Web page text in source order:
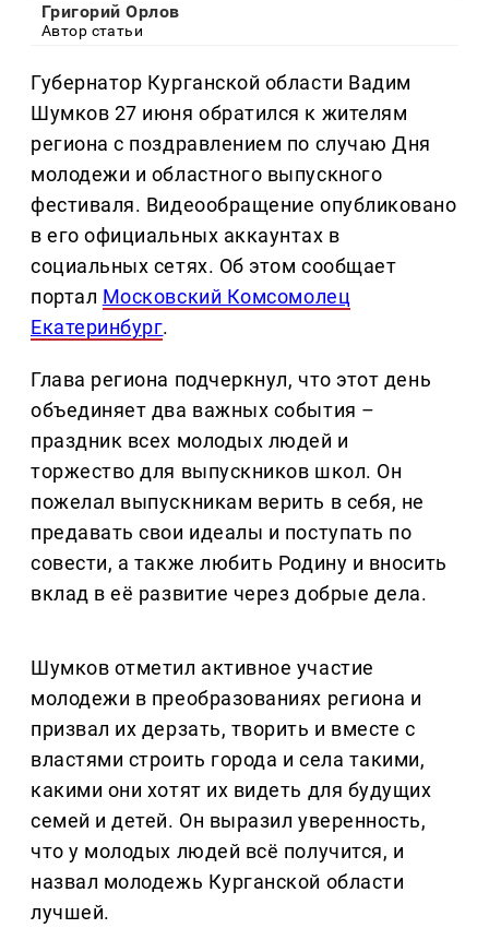
Григорий Орлов
Автор статьи
Губернатор Курганской области Вадим
Шумков 27 июня обратился к жителям
региона с поздравлением по случаю Дня
молодежи и областного выпускного
фестиваля. Видеообращение опубликовано
в его официальных аккаунтах в
социальных сетях. Об этом сообщает
портал Московский Комсомолец
Екатеринбург.
Глава региона подчеркнул, что этот день
объединяет два важных события –
праздник всех молодых людей и
торжество для выпускников школ. Он
пожелал выпускникам верить в себя, не
предавать свои идеалы и поступать по
совести, а также любить Родину и вносить
вклад в её развитие через добрые дела.
Шумков отметил активное участие
молодежи в преобразованиях региона и
призвал их дерзать, творить и вместе с
властями строить города и села такими,
какими они хотят их видеть для будущих
семей и детей. Он выразил уверенность,
что у молодых людей всё получится, и
назвал молодежь Курганской области
лучшей.